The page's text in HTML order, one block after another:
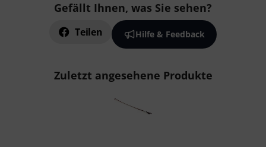
Gefällt Ihnen, was Sie sehen?
Teilen Hilfe & Feedback
Zuletzt angesehene Produkte